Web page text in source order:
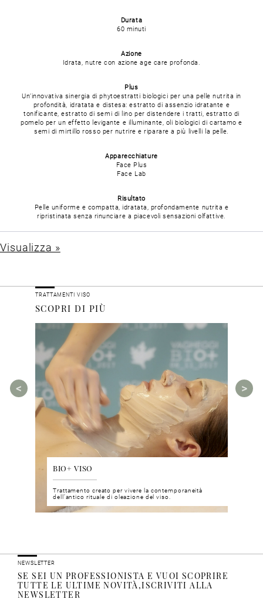
Durata
60 minuti
Azione
Idrata, nutre con azione age care profonda.
Plus
Un’innovativa sinergia di phytoestratti biologici per una pelle nutrita in
profondità, idratata e distesa: estratto di assenzio idratante e
tonificante, estratto di semi di lino per distendere i tratti, estratto di
pomelo per un effetto levigante e illuminante, oli biologici di cartamo e
semi di mirtillo rosso per nutrire e riparare a più livelli la pelle.
Apparecchiature
Face Plus
Face Lab
Risultato
Pelle uniforme e compatta, idratata, profondamente nutrita e
ripristinata senza rinunciare a piacevoli sensazioni olfattive.
Visualizza »
TRATTAMENTI VISO
SCOPRI DI PIÙ
BIO+ VISO
Trattamento creato per vivere la contemporaneità
dell’antico rituale di oleazione del viso.
NEWSLETTER
SE SEI UN PROFESSIONISTA E VUOI SCOPRIRE
TUTTE LE ULTIME NOVITÀ,ISCRIVITI ALLA
NEWSLETTER